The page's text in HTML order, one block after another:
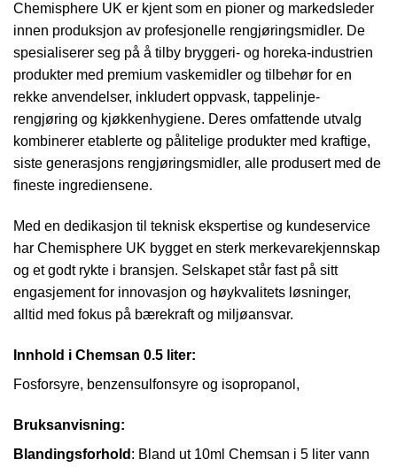
Chemisphere UK er kjent som en pioner og markedsleder
innen produksjon av profesjonelle rengjøringsmidler. De
spesialiserer seg på å tilby bryggeri- og horeka-industrien
produkter med premium vaskemidler og tilbehør for en
rekke anvendelser, inkludert oppvask, tappelinje-
rengjøring og kjøkkenhygiene. Deres omfattende utvalg
kombinerer etablerte og pålitelige produkter med kraftige,
siste generasjons rengjøringsmidler, alle produsert med de
fineste ingrediensene.
Med en dedikasjon til teknisk ekspertise og kundeservice
har Chemisphere UK bygget en sterk merkevarekjennskap
og et godt rykte i bransjen. Selskapet står fast på sitt
engasjement for innovasjon og høykvalitets løsninger,
alltid med fokus på bærekraft og miljøansvar.
Innhold i Chemsan 0.5 liter:
Fosforsyre, benzensulfonsyre og isopropanol,
Bruksanvisning:
Blandingsforhold : Bland ut 10ml Chemsan i 5 liter vann